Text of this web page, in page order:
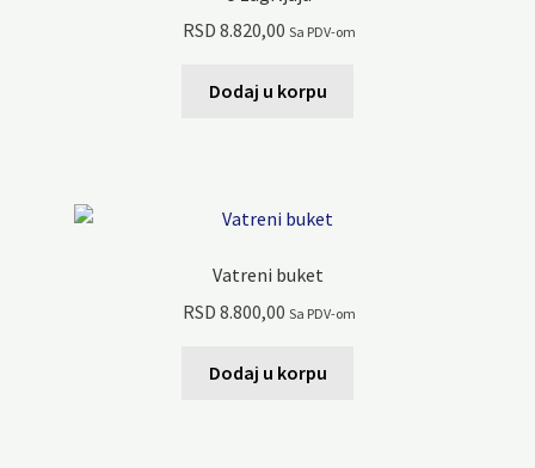
RSD 8.820,00 Sa PDV-om
Dodaj u korpu
Vatreni buket
RSD 8.800,00 Sa PDV-om
Dodaj u korpu